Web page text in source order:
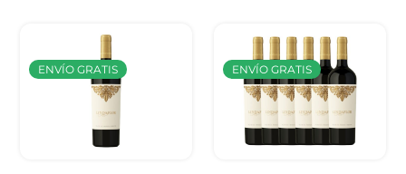
ENVÍO GRATIS ENVÍO GRATIS